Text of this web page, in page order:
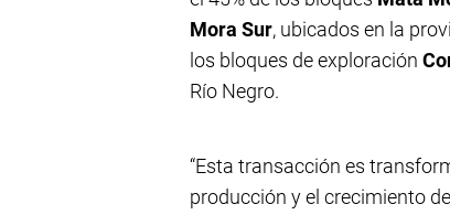
Mora Sur, ubicados en la
los bloques de exploración
Río Negro.
“Esta transacción es
producción y el crecimiento